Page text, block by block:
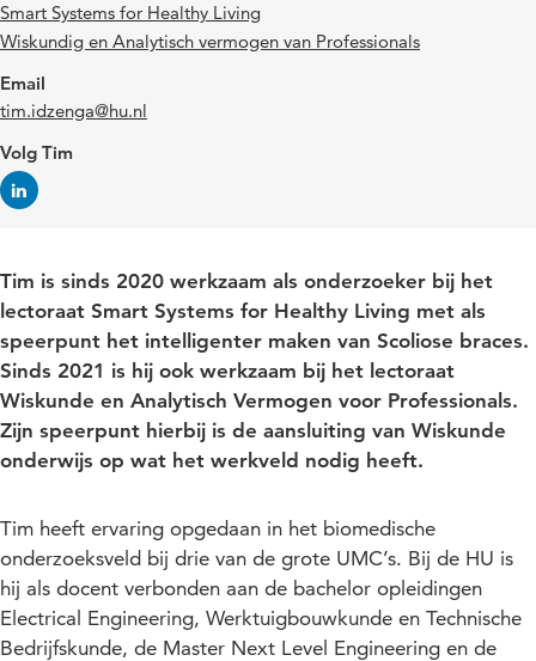
Smart Systems for Healthy Living
Wiskundig en Analytisch vermogen van Professionals
Email
tim.idzenga@hu.nl
Volg Tim
Tim is sinds 2020 werkzaam als onderzoeker bij het
lectoraat Smart Systems for Healthy Living met als
speerpunt het intelligenter maken van Scoliose braces.
Sinds 2021 is hij ook werkzaam bij het lectoraat
Wiskunde en Analytisch Vermogen voor Professionals.
Zijn speerpunt hierbij is de aansluiting van Wiskunde
onderwijs op wat het werkveld nodig heeft.
Tim heeft ervaring opgedaan in het biomedische
onderzoeksveld bij drie van de grote UMC’s. Bij de HU is
hij als docent verbonden aan de bachelor opleidingen
Electrical Engineering, Werktuigbouwkunde en Technische
Bedrijfskunde, de Master Next Level Engineering en de